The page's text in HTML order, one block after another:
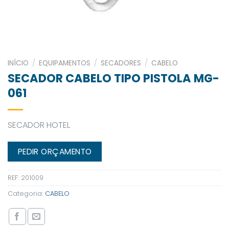
INÍCIO / EQUIPAMENTOS / SECADORES / CABELO
SECADOR CABELO TIPO PISTOLA MG-
061
SECADOR HOTEL
PEDIR ORÇAMENTO
REF: 201009
Categoria: CABELO